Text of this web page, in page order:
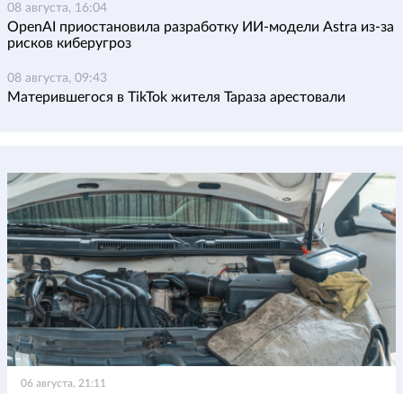
08 августа, 16:04
OpenAI приостановила разработку ИИ-модели Astra из-за
рисков киберугроз
08 августа, 09:43
Матерившегося в TikTok жителя Тараза арестовали
06 августа, 21:11